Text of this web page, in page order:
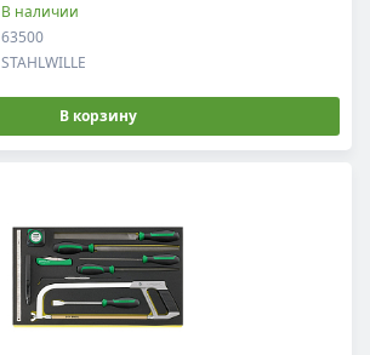
63500
В наличии
STAHLWILLE
В корзину